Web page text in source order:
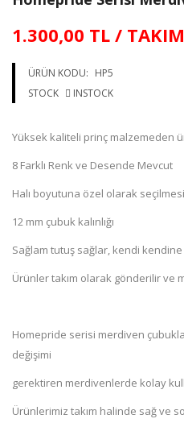
1.300,00 TL / TAKIM
ÜRÜN KODU: HP5
STOCK
INSTOCK
Yüksek kaliteli prinç malzemeden
8 Farklı Renk ve Desende Mevcut
Halı boyutuna özel olarak
12 mm çubuk kalınlığı
Sağlam tutuş sağlar, kendi
Ürünler takım olarak gönderilir ve
Homepride serisi merdiven
değişimi
gerektiren merdivenlerde kolay
Ürünlerimiz takım halinde sağ ve